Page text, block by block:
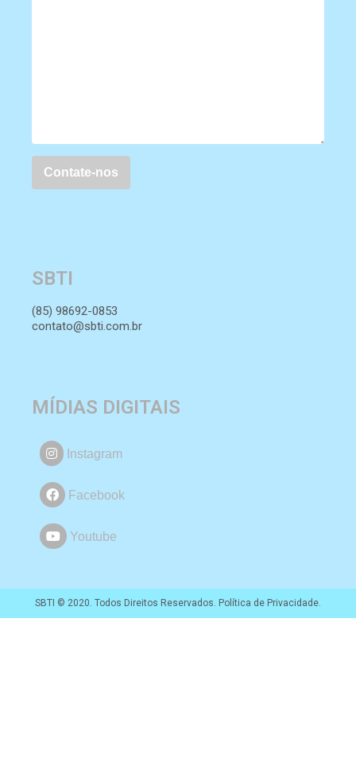
SBTI
(85) 98692-0853
contato@sbti.com.br
MÍDIAS DIGITAIS
Instagram
Facebook
Youtube
SBTI © 2020. Todos Direitos Reservados. Política de Privacidade.